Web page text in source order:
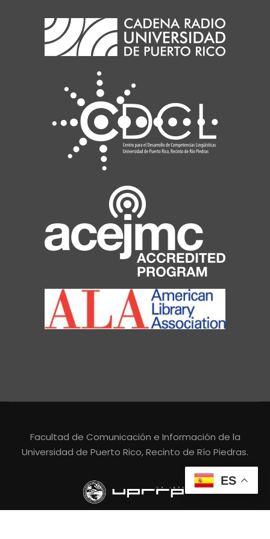
Facultad de Comunicación e Información de la
Universidad de Puerto Rico, Recinto de Río Piedras.
ES